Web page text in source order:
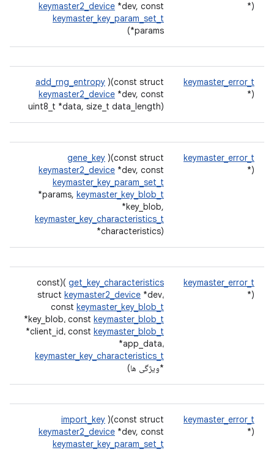
(*
keymaster2_device *dev, const
keymaster_key_param_set_t
*params)
keymaster_error_t
(*
add_rng_entropy )(const struct
keymaster2_device *dev, const
uint8_t *data, size_t data_length)
keymaster_error_t
(*
gene_key )(const struct
keymaster2_device *dev, const
keymaster_key_param_set_t
*params, keymaster_key_blob_t
*key_blob,
keymaster_key_characteristics_t
*characteristics)
keymaster_error_t
(*
get_key_characteristics
)(const
struct keymaster2_device *dev،
const keymaster_key_blob_t
*key_blob، const keymaster_blob_t
*client_id، const keymaster_blob_t
*app_data،
keymaster_key_characteristics_t
*ویژگی ها)
keymaster_error_t
(*
import_key )(const struct
keymaster2_device *dev, const
keymaster_key_param_set_t